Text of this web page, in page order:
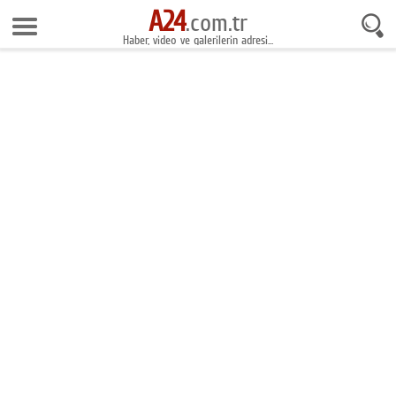
7 Ağustos 2026 11:25:20
Anasayfa
A24.com.tr
Haber, video ve galerilerin adresi...